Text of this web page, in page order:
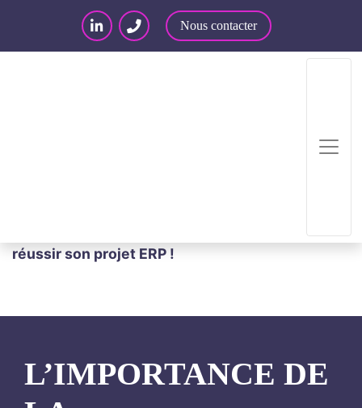
Nous contacter
réussir son projet ERP !
L’IMPORTANCE DE